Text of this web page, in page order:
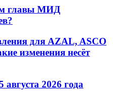
главы МИД
для AZAL, ASCO
изменения несёт
2026 года